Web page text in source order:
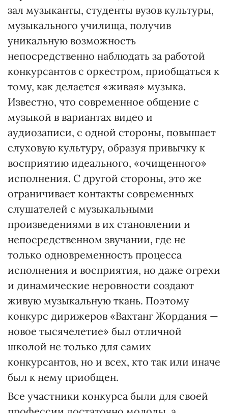
зал музыканты, студенты вузов культуры,
музыкального училища, получив
уникальную возможность
непосредственно наблюдать за работой
конкурсантов с оркестром, приобщаться к
тому, как делается «живая» музыка.
Известно, что современное общение с
музыкой в вариантах видео и
аудиозаписи, с одной стороны, повышает
слуховую культуру, образуя привычку к
восприятию идеального, «очищенного»
исполнения. С другой стороны, это же
ограничивает контакты современных
слушателей с музыкальными
произведениями в их становлении и
непосредственном звучании, где не
только одновременность процесса
исполнения и восприятия, но даже огрехи
и динамические неровности создают
живую музыкальную ткань. Поэтому
конкурс дирижеров «Вахтанг Жордания —
новое тысячелетие» был отличной
школой не только для самих
конкурсантов, но и всех, кто так или иначе
был к нему приобщен.
Все участники конкурса были для своей